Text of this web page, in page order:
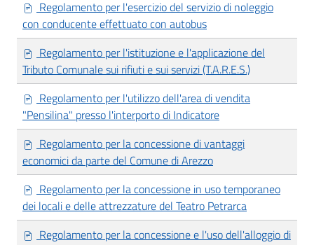
Regolamento per l'esercizio del servizio di noleggio
con conducente effettuato con autobus
Regolamento per l'istituzione e l'applicazione del
Tributo Comunale sui rifiuti e sui servizi (T.A.R.E.S.)
Regolamento per l'utilizzo dell'area di vendita
"Pensilina" presso l'interporto di Indicatore
Regolamento per la concessione di vantaggi
economici da parte del Comune di Arezzo
Regolamento per la concessione in uso temporaneo
dei locali e delle attrezzature del Teatro Petrarca
Regolamento per la concessione e l'uso dell'alloggio di